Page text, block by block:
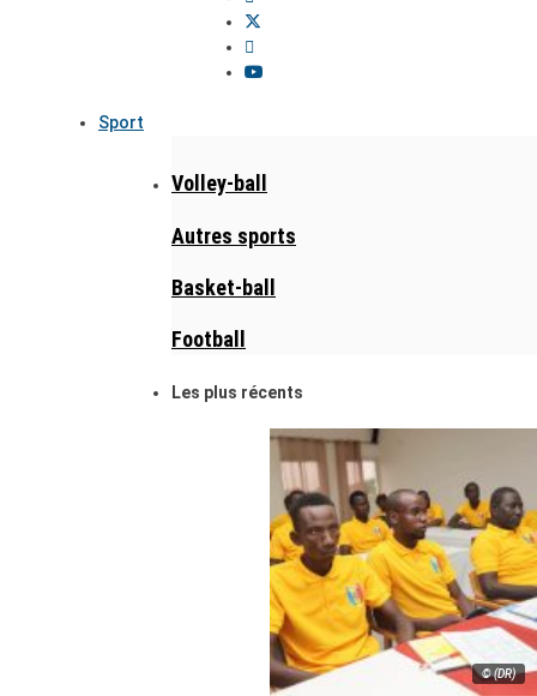
Sport
Volley-ball
Autres sports
Basket-ball
Football
Les plus récents
© (DR)